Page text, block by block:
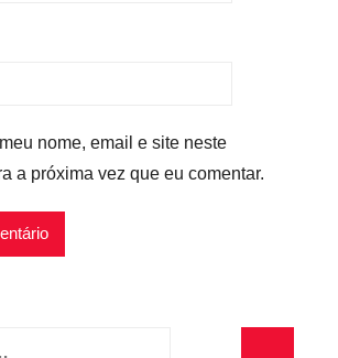
nome, email e site neste
a próxima vez que eu comentar.